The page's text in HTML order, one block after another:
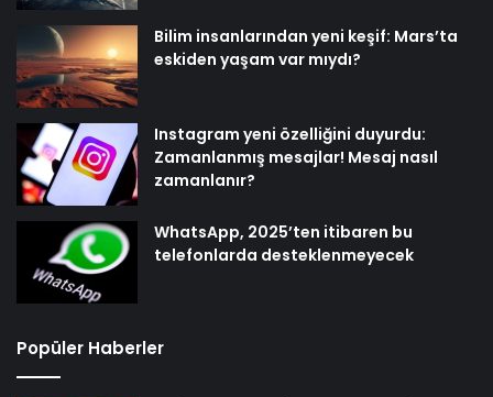
Bilim insanlarından yeni keşif: Mars’ta
eskiden yaşam var mıydı?
Instagram yeni özelliğini duyurdu:
Zamanlanmış mesajlar! Mesaj nasıl
zamanlanır?
WhatsApp, 2025’ten itibaren bu
telefonlarda desteklenmeyecek
Popüler Haberler